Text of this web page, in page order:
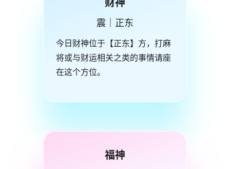
财神
震｜正东
今日财神位于【正东】方，打麻
将或与财运相关之类的事情请座
在这个方位。
福神